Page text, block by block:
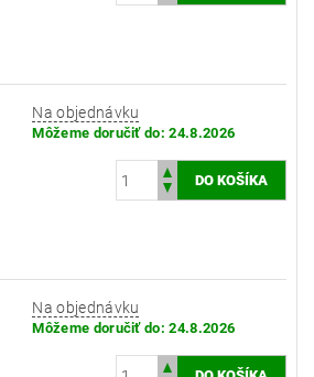
Na objednávku
Môžeme doručiť do: 24.8.2026
Na objednávku
Môžeme doručiť do: 24.8.2026